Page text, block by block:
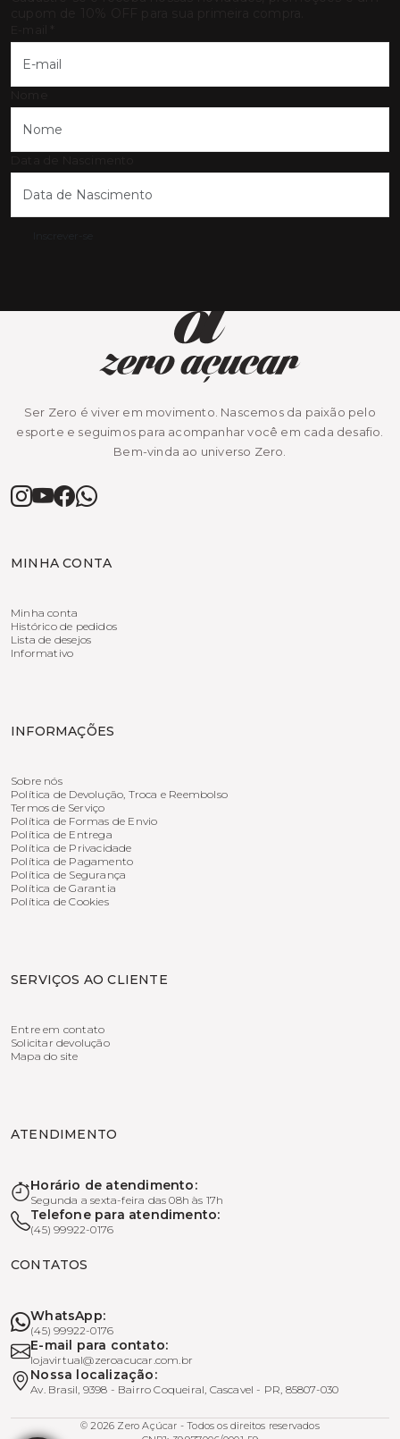
Ser Zero é viver em movimento. Nascemos da paixão pelo
esporte e seguimos para acompanhar você em cada desafio.
Bem-vinda ao universo Zero.
MINHA CONTA
Minha conta
Histórico de pedidos
Lista de desejos
Informativo
INFORMAÇÕES
Sobre nós
Política de Devolução, Troca e Reembolso
Termos de Serviço
Política de Formas de Envio
Política de Entrega
Política de Privacidade
Política de Pagamento
Política de Segurança
Política de Garantia
Política de Cookies
SERVIÇOS AO CLIENTE
Entre em contato
Solicitar devolução
Mapa do site
ATENDIMENTO
Horário de atendimento:
Segunda a sexta-feira das 08h às 17h
Telefone para atendimento:
(45) 99922-0176
CONTATOS
WhatsApp:
(45) 99922-0176
E-mail para contato:
lojavirtual@zeroacucar.com.br
Nossa localização:
Av. Brasil, 9398 - Bairro Coqueiral, Cascavel - PR, 85807-030
© 2026 Zero Açúcar - Todos os direitos reservados